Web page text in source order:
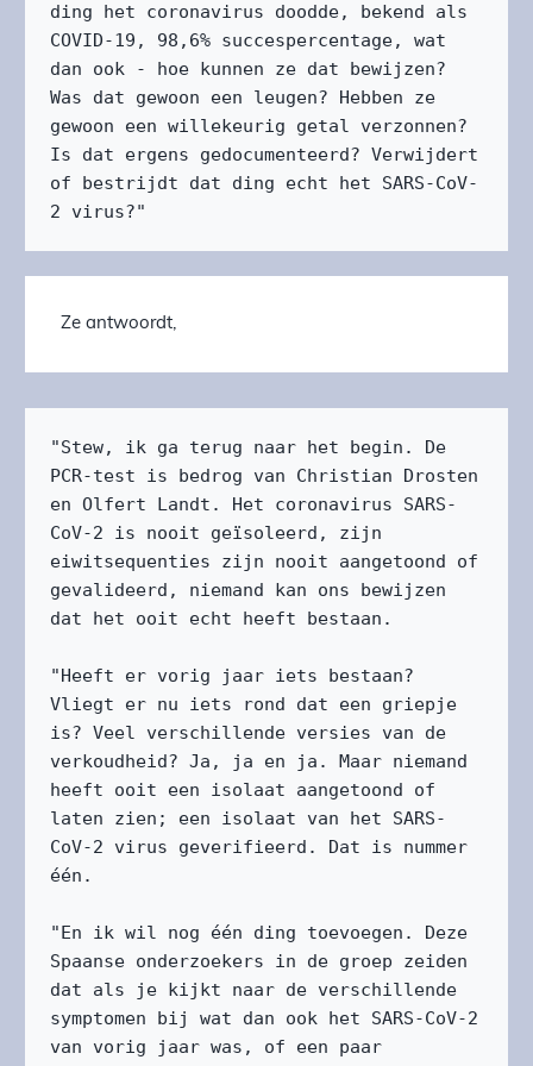
ding het coronavirus doodde, bekend als
COVID-19, 98,6% succespercentage, wat
dan ook - hoe kunnen ze dat bewijzen?
Was dat gewoon een leugen? Hebben ze
gewoon een willekeurig getal verzonnen?
Is dat ergens gedocumenteerd? Verwijdert
of bestrijdt dat ding echt het SARS-CoV-
2 virus?"
Ze antwoordt,
"Stew, ik ga terug naar het begin. De
PCR-test is bedrog van Christian Drosten
en Olfert Landt. Het coronavirus SARS-
CoV-2 is nooit geïsoleerd, zijn
eiwitsequenties zijn nooit aangetoond of
gevalideerd, niemand kan ons bewijzen
dat het ooit echt heeft bestaan.
"Heeft er vorig jaar iets bestaan?
Vliegt er nu iets rond dat een griepje
is? Veel verschillende versies van de
verkoudheid? Ja, ja en ja. Maar niemand
heeft ooit een isolaat aangetoond of
laten zien; een isolaat van het SARS-
CoV-2 virus geverifieerd. Dat is nummer
één.
"En ik wil nog één ding toevoegen. Deze
Spaanse onderzoekers in de groep zeiden
dat als je kijkt naar de verschillende
symptomen bij wat dan ook het SARS-CoV-2
van vorig jaar was, of een paar